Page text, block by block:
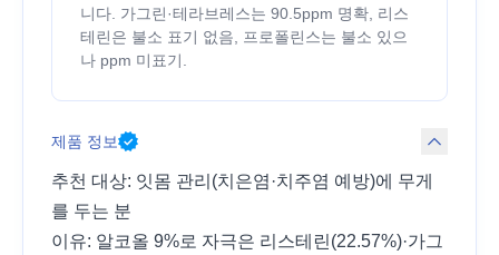
니다. 가그린·테라브레스는 90.5ppm 명확, 리스
테린은 불소 표기 없음, 프로폴린스는 불소 있으
나 ppm 미표기.
제품 정보
추천 대상: 잇몸 관리(치은염·치주염 예방)에 무게
를 두는 분
이유: 알코올 9%로 자극은 리스테린(22.57%)·가그